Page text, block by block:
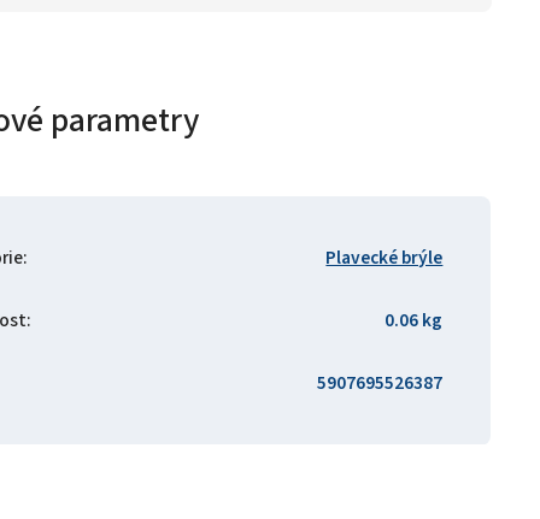
parametry
: Plavecké brýle
: 0.06 kg
5907695526387